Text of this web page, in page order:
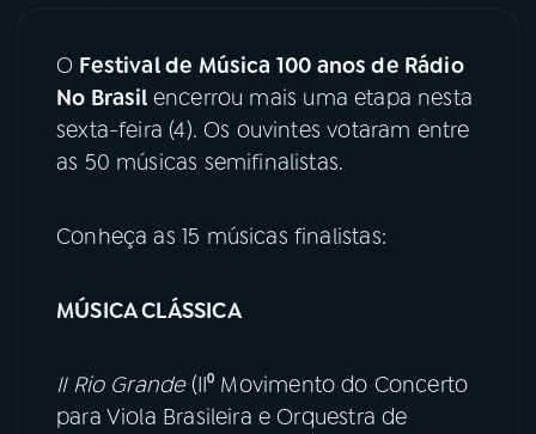
06VIDEOCASTS
07ÚLTIMAS
Instagram
O Festival de Música 100 anos de Rádio
No Brasil encerrou mais uma etapa nesta
sexta-feira (4). Os ouvintes votaram entre
as 50 músicas semifinalistas.
Conheça as 15 músicas finalistas:
MÚSICA CLÁSSICA
II Rio Grande(II⁰ Movimento do Concerto
para Viola Brasileira e Orquestra de